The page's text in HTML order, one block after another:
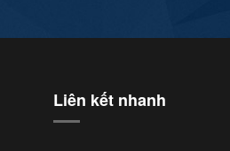
Liên kết nhanh